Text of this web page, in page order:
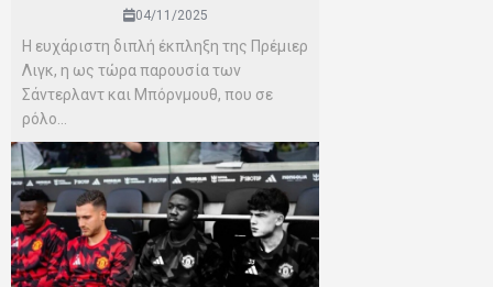
04/11/2025
Η ευχάριστη διπλή έκπληξη της Πρέμιερ
Λιγκ, η ως τώρα παρουσία των
Σάντερλαντ και Μπόρνμουθ, που σε
ρόλο...